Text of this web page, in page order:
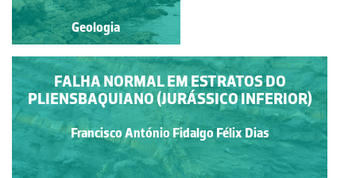
Geologia
Geologia
FALHA NORMAL EM ESTRATOS DO
PLIENSBAQUIANO (JURÁSSICO INFERIOR)
Francisco António Fidalgo Félix Dias